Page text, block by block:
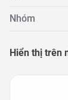
Nhóm
Hiển thị trên